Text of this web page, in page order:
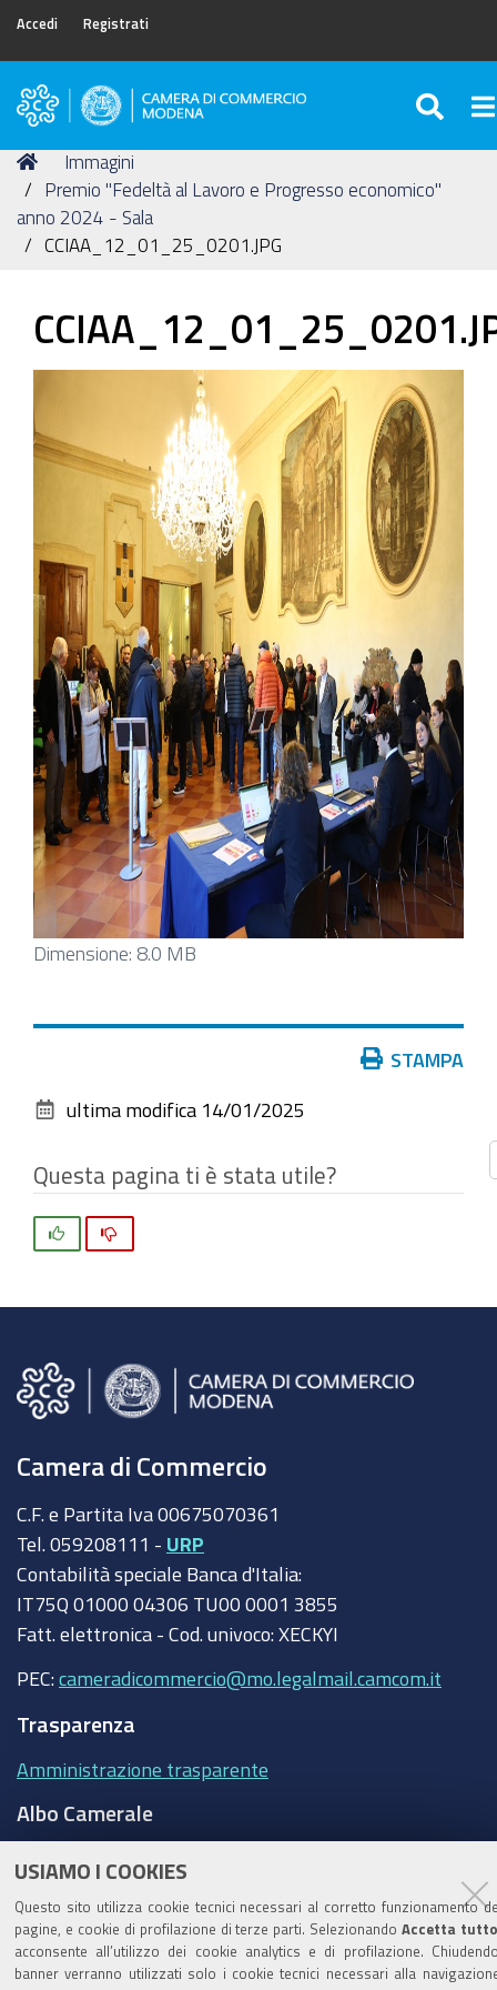
USIAMO I COOKIES
Questo sito utilizza cookie tecnici necessari al corretto funzionamento
pagine, e cookie di profilazione di terze parti. SelezionandoAccetta
acconsente all’utilizzo dei cookie analytics e di profilazione.
banner verranno utilizzati solo i cookie tecnici necessari alla
Accedi Registrati
Camera
Commercio
di
Modena
Tu
sei
qui:
Home
Immagini
Premio "Fedeltà al Lavoro e Progresso economico"
anno 2024 - Sala
CCIAA_12_01_25_0201.JPG
Clicca
dimensioni
Dimensione: 8.0 MB
documento
STAMPA
ultima modifica 14/01/2025
Questa pagina ti è stata utile?
Camera di Commercio
C.F. e Partita Iva 00675070361
Tel. 059208111 - URP
Contabilità speciale Banca d'Italia:
IT75Q 01000 04306 TU00 0001 3855
Fatt. elettronica - Cod. univoco: XECKYI
PEC: cameradicommercio@mo.legalmail.camcom.it
Trasparenza
Amministrazione trasparente
Albo Camerale
Area riservata Amministratori
Accesso riservato agli Amministratori dell'ente